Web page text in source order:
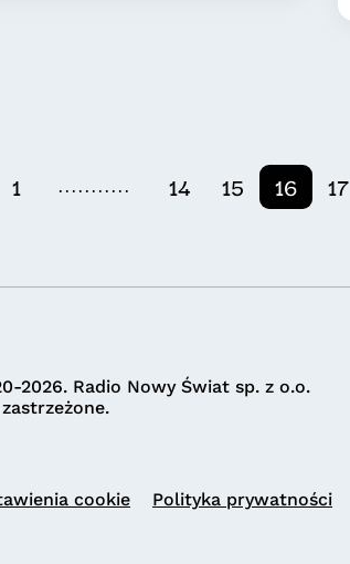
1 ........... 14 15 16 17
2026. Radio Nowy Świat sp. z o.o.
cookie Polityka prywatności